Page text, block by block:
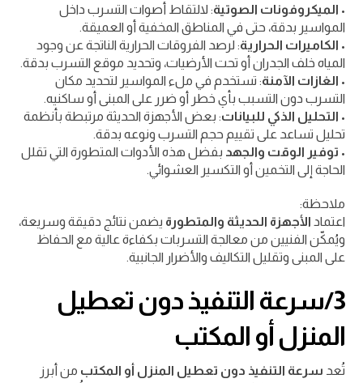
• الميكروفونات الصوتية: لالتقاط أصوات التسرب داخل
المواسير بدقة، حتى في المناطق المخفية أو العميقة.
• الكاميرات الحرارية: لرصد الفروقات الحرارية الناتجة عن وجود
المياه خلف الجدران أو تحت الأرضيات، وتحديد موقع التسرب بدقة.
• الغازات الآمنة: تستخدم في ملء المواسير لتحديد مكان
التسرب دون التسبب بأي خطر أو ضرر على المبنى أو ساكنيه.
• التحليل الذكي للبيانات: بعض الأجهزة الحديثة مرتبطة بأنظمة
تحليل تساعد على تقييم حجم التسرب ونوعه بدقة.
• توفير الوقت والجهد بفضل هذه الأدوات المتطورة التي تقلل
الحاجة إلى التخمين أو التكسير العشوائي.
ملاحظة:
اعتماد الأجهزة الحديثة والمتطورة يضمن نتائج دقيقة وسريعة،
ويُمكّن الفنيين من معالجة التسربات بكفاءة عالية مع الحفاظ
على المبنى وتقليل التكاليف والأضرار الجانبية.
3/سرعة التنفيذ دون تعطيل
المنزل أو المكتب
تُعد سرعة التنفيذ دون تعطيل المنزل أو المكتب من أبرز